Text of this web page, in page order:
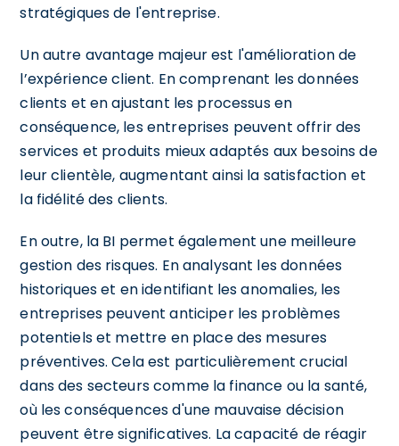
stratégiques de l'entreprise.
Un autre avantage majeur est l'amélioration de
l’expérience client. En comprenant les données
clients et en ajustant les processus en
conséquence, les entreprises peuvent offrir des
services et produits mieux adaptés aux besoins de
leur clientèle, augmentant ainsi la satisfaction et
la fidélité des clients.
En outre, la BI permet également une meilleure
gestion des risques. En analysant les données
historiques et en identifiant les anomalies, les
entreprises peuvent anticiper les problèmes
potentiels et mettre en place des mesures
préventives. Cela est particulièrement crucial
dans des secteurs comme la finance ou la santé,
où les conséquences d'une mauvaise décision
peuvent être significatives. La capacité de réagir